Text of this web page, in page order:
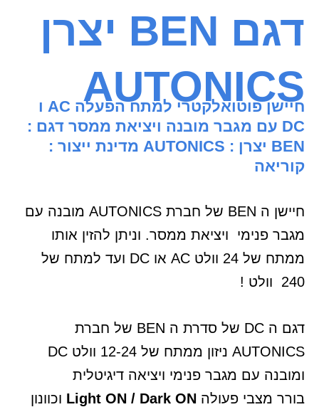
דגם BEN יצרן
AUTONICS
חיישן פוטואלקטרי למתח הפעלה AC ו
DC עם מגבר מובנה ויציאת ממסר דגם :
BEN יצרן : AUTONICS מדינת ייצור :
קוריאה
חיישן ה BEN של חברת AUTONICS מובנה עם
מגבר פנימי ויציאת ממסר. וניתן להזין אותו
ממתח של 24 וולט AC או DC ועד למתח של
240 וולט !
דגם ה DC של סדרת ה BEN של חברת
AUTONICS ניזון ממתח של 12-24 וולט DC
ומובנה עם מגבר פנימי ויציאה דיגיטלית
בורר מצבי פעולה Light ON / Dark ON וכוונון